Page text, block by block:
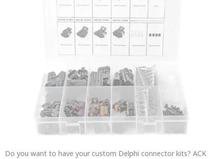
Do you want to have your custom Delphi connector kits? ACK